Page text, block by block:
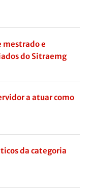
mestrado e
do Sitraemg
a atuar como
da categoria